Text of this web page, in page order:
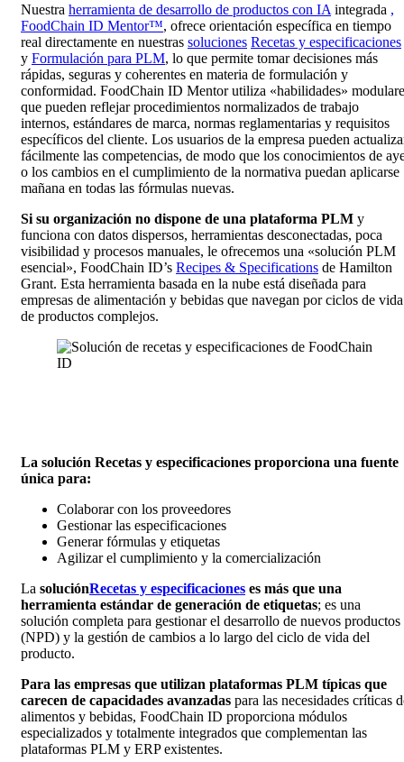
Nuestra herramienta de desarrollo de productos con IA integrada ,
FoodChain ID Mentor™, ofrece orientación específica en tiempo
real directamente en nuestras soluciones Recetas y especificaciones
y Formulación para PLM, lo que permite tomar decisiones más
rápidas, seguras y coherentes en materia de formulación y
conformidad. FoodChain ID Mentor utiliza «habilidades»
que pueden reflejar procedimientos normalizados de trabajo
internos, estándares de marca, normas reglamentarias y requisitos
específicos del cliente. Los usuarios de la empresa pueden
fácilmente las competencias, de modo que los conocimientos de
o los cambios en el cumplimiento de la normativa puedan aplicarse
mañana en todas las fórmulas nuevas.
Si su organización no dispone de una plataforma PLM y
funciona con datos dispersos, herramientas desconectadas, poca
visibilidad y procesos manuales, le ofrecemos una «solución PLM
esencial», FoodChain ID’s Recipes & Specifications de Hamilton
Grant. Esta herramienta basada en la nube está diseñada para
empresas de alimentación y bebidas que navegan por ciclos de vida
de productos complejos.
La solución Recetas y especificaciones proporciona una fuente
única para:
Colaborar con los proveedores
Gestionar las especificaciones
Generar fórmulas y etiquetas
Agilizar el cumplimiento y la comercialización
La soluciónRecetas y especificaciones es más que una
herramienta estándar de generación de etiquetas; es una
solución completa para gestionar el desarrollo de nuevos productos
(NPD) y la gestión de cambios a lo largo del ciclo de vida del
producto.
Para las empresas que utilizan plataformas PLM típicas que
carecen de capacidades avanzadas para las necesidades críticas
alimentos y bebidas, FoodChain ID proporciona módulos
especializados y totalmente integrados que complementan las
plataformas PLM y ERP existentes.